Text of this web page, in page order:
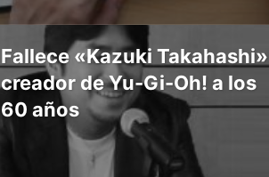
Fallece «Kazuki Takahashi»
creador de Yu-Gi-Oh! a los
60 años